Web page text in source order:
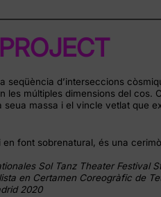
seqüència d’interseccions
les múltiples dimensions del cos.
massa i el vincle vetlat que
font sobrenatural, és una
Sol Tanz Theater Festival
en Certamen Coreogràfic de
2020